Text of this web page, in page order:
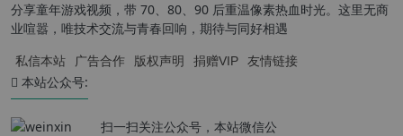
分享童年游戏视频，带 70、80、90 后重温像素热血时光。这里无商
业喧嚣，唯技术交流与青春回响，期待与同好相遇
私信本站 广告合作 版权声明 捐赠VIP 友情链接
本站公众号:
扫一扫关注公众号，本站微信公